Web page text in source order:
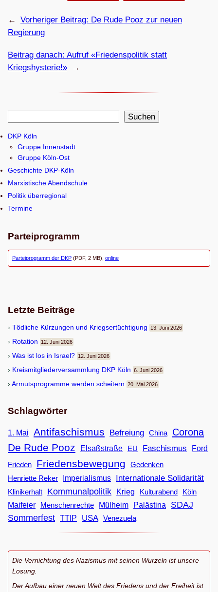
← Vorheriger Beitrag: De Rude Pooz zur neuen
Regierung
Beitrag danach: Auf­ruf «Frie­dens­po­li­tik statt
Kriegshysterie!»
→
c
e
n
Suchen
DKP Köln
Gruppe Innenstadt
Gruppe Köln-Ost
Geschichte DKP-Köln
Marxistische Abendschule
Politik überregional
Termine
Parteiprogramm
Parteiprogramm der DKP (PDF, 2 MB), online
Letzte Beiträge
Töd­li­che Kür­zun­gen und Kriegsertüchtigung 13. Juni 2026
Rota­tion 12. Juni 2026
Was ist los in Israel? 12. Juni 2026
Kreis­mit­glie­der­ver­samm­lung DKP Köln 6. Juni 2026
Armuts­pro­gramme wer­den scheitern 20. Mai 2026
Schlagwörter
1. Mai Antifaschismus Befreiung China Corona
De Rude Pooz Elsaßstraße EU Faschismus
Ford
Frieden
Friedensbewegung
Gedenken
Henriette Reker
Imperialismus Internationale Solidarität
Klinikerhalt Kommunalpolitik Krieg Kulturabend
Köln
Maifeier
Menschenrechte Mülheim Palästina
SDAJ
Sommerfest TTIP USA Venezuela
Die Vernichtung des Nazismus mit seinen Wurzeln ist unsere
Losung.
Der Aufbau einer neuen Welt des Friedens und der Freiheit ist